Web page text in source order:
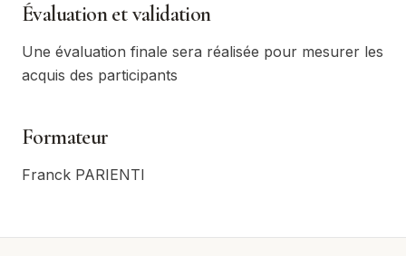
Évaluation et validation
Une évaluation finale sera réalisée pour mesurer les
acquis des participants
Formateur
Franck PARIENTI